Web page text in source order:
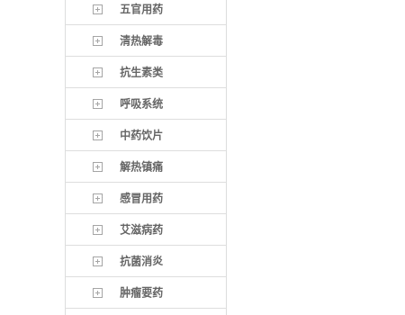
五官用药
清热解毒
抗生素类
呼吸系统
中药饮片
解热镇痛
感冒用药
艾滋病药
抗菌消炎
肿瘤要药